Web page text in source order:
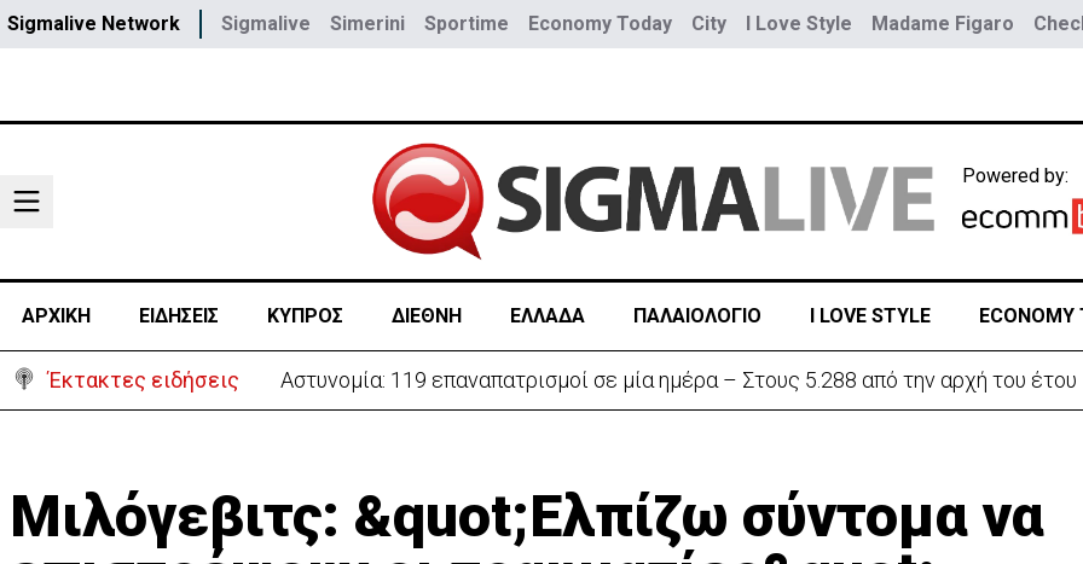
Sigmalive Network Sigmalive Simerini Sportime Economy Today City I Love Style Madame Figaro
Powered by:
ΑΡΧΙΚΗ ΕΙΔΗΣΕΙΣ ΚΥΠΡΟΣ ΔΙΕΘΝΗ ΕΛΛΑΔΑ ΠΑΛΑΙΟΛΟΓΙΟ I LOVE STYLE ECONOMY
Έκτακτες ειδήσεις Αστυνομία: 119 επαναπατρισμοί σε μία ημέρα – Στους 5.288 από την αρχή του έτου
Μιλόγεβιτς: &quot;Ελπίζω σύντομα να